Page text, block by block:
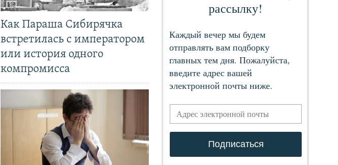
Как Параша Сибирячка
встретилась с императором
или история одного
компромисса